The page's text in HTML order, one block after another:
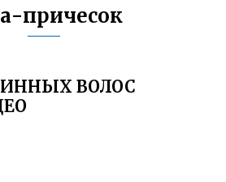
причесок
ВОЛОС